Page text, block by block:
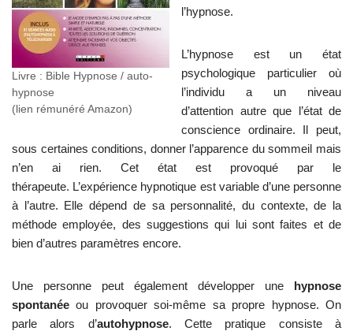
Livre : Bible Hypnose / auto-
hypnose
(lien rémunéré Amazon)
l’hypnose.
L’hypnose est un état
psychologique particulier où
l’individu a un niveau
d’attention autre que l’état de
conscience ordinaire. Il peut,
sous certaines conditions, donner l’apparence du sommeil mais
n’en ai rien. Cet état est provoqué par le
thérapeute. L’expérience hypnotique est variable d’une personne
à l’autre. Elle dépend de sa personnalité, du contexte, de la
méthode employée, des suggestions qui lui sont faites et de
bien d’autres paramètres encore.
Une personne peut également développer une hypnose
spontanée ou provoquer soi-même sa propre hypnose. On
parle alors d’autohypnose. Cette pratique consiste à